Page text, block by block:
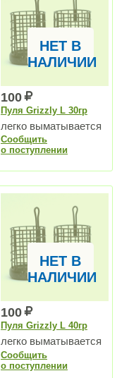
НЕТ В
НАЛИЧИИ
100
Пуля Grizzly L 30гр
легко выматывается
Сообщить
о поступлении
НЕТ В
НАЛИЧИИ
100
Пуля Grizzly L 40гр
легко выматывается
Сообщить
о поступлении